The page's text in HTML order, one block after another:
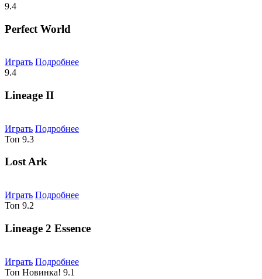
9.4
Perfect World
Играть Подробнее
9.4
Lineage II
Играть Подробнее
Топ 9.3
Lost Ark
Играть Подробнее
Топ 9.2
Lineage 2 Essence
Играть Подробнее
Топ Новинка! 9.1